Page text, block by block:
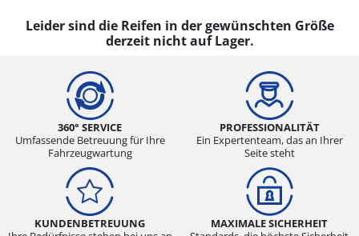
Alle Arten (0)
Winter (0)
Sommer (0)
Ganzjahresreifen (0)
Fahrzeugmodell
Alle Arten (0)
Pkw (0)
Leider sind die Reifen in der gewünschten Größe
derzeit nicht auf Lager.
360° SERVICE
Umfassende Betreuung für Ihre
Fahrzeugwartung
PROFESSIONALITÄT
Ein Expertenteam, das an Ihrer
Seite steht
KUNDENBETREUUNG
MAXIMALE SICHERHEIT